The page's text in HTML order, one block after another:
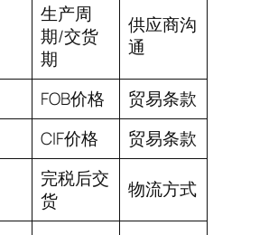
生产周
期/交货
期
供应商沟
通
FOB价格
贸易条款
CIF价格 贸易条款
完税后交
货
物流方式